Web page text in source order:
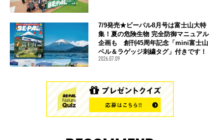
7/9発売★ビーパル8月号は富士山大特
集！夏の危険生物 完全防御マニュアル
企画も 創刊45周年記念「mini富士山
ベル＆ラゲッジ刺繍タグ」付きです！
2026.07.09